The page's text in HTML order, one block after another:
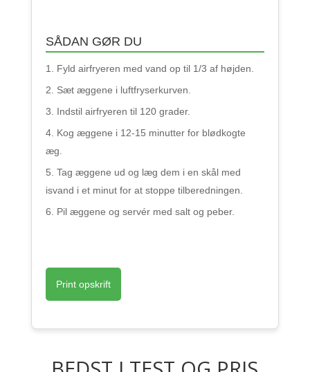
SÅDAN GØR DU
Fyld airfryeren med vand op til 1/3 af højden.
Sæt æggene i luftfryserkurven.
Indstil airfryeren til 120 grader.
Kog æggene i 12-15 minutter for blødkogte
æg.
Tag æggene ud og læg dem i en skål med
isvand i et minut for at stoppe tilberedningen.
Pil æggene og servér med salt og peber.
Print opskrift